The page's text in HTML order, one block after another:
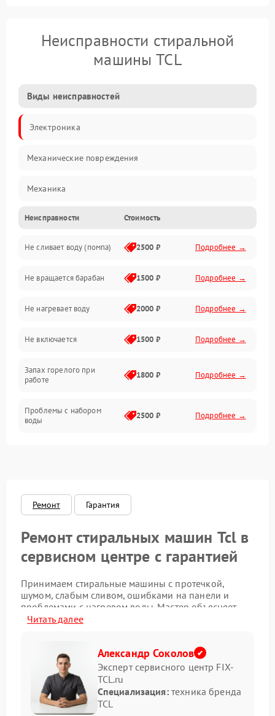
Неисправности стиральной
машины TCL
Виды неисправностей
Электроника
Механические повреждения
Механика
Электропитание
Водоснабжение
Слив
Программное обеспечение
Неисправности Стоимость
Не сливает воду (помпа) 2500 ₽ Подробнее →
Не вращается барабан 1500 ₽ Подробнее →
Не нагревает воду 2000 ₽ Подробнее →
Не включается 1500 ₽ Подробнее →
Запах горелого при
работе
1800 ₽ Подробнее →
Проблемы с набором
воды
2500 ₽ Подробнее →
Ремонт Гарантия
Ремонт стиральных машин Tcl в
сервисном центре с гарантией
Принимаем стиральные машины с протечкой,
шумом, слабым сливом, ошибками на панели и
проблемами с нагревом воды. Мастер объясняет
причину поломки простым языком, согласует цену
Причины поломок и перечень
работ
Читать далее
Александр Соколов
Эксперт сервисного центр FIX-
TCL.ru
Специализация:техника бренда
TCL